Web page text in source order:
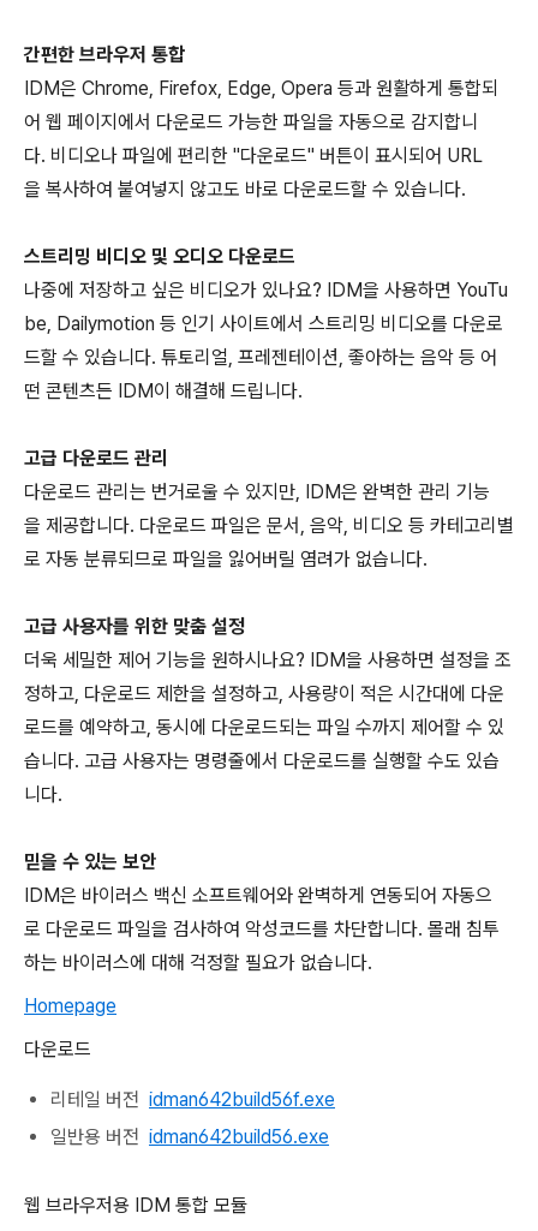
간편한 브라우저 통합
IDM은 Chrome, Firefox, Edge, Opera 등과 원활하게 통합되
어 웹 페이지에서 다운로드 가능한 파일을 자동으로 감지합니
다. 비디오나 파일에 편리한 "다운로드" 버튼이 표시되어 URL
을 복사하여 붙여넣지 않고도 바로 다운로드할 수 있습니다.
스트리밍 비디오 및 오디오 다운로드
나중에 저장하고 싶은 비디오가 있나요? IDM을 사용하면 YouTu
be, Dailymotion 등 인기 사이트에서 스트리밍 비디오를 다운로
드할 수 있습니다. 튜토리얼, 프레젠테이션, 좋아하는 음악 등 어
떤 콘텐츠든 IDM이 해결해 드립니다.
고급 다운로드 관리
다운로드 관리는 번거로울 수 있지만, IDM은 완벽한 관리 기능
을 제공합니다. 다운로드 파일은 문서, 음악, 비디오 등 카테고리별
로 자동 분류되므로 파일을 잃어버릴 염려가 없습니다.
고급 사용자를 위한 맞춤 설정
더욱 세밀한 제어 기능을 원하시나요? IDM을 사용하면 설정을 조
정하고, 다운로드 제한을 설정하고, 사용량이 적은 시간대에 다운
로드를 예약하고, 동시에 다운로드되는 파일 수까지 제어할 수 있
습니다. 고급 사용자는 명령줄에서 다운로드를 실행할 수도 있습
니다.
믿을 수 있는 보안
IDM은 바이러스 백신 소프트웨어와 완벽하게 연동되어 자동으
로 다운로드 파일을 검사하여 악성코드를 차단합니다. 몰래 침투
하는 바이러스에 대해 걱정할 필요가 없습니다.
Homepage
다운로드
리테일 버전 idman642build56f.exe
일반용 버전 idman642build56.exe
웹 브라우저용 IDM 통합 모듈